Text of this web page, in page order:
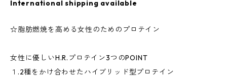
International shipping available
☆脂肪燃焼を高める女性のためのプロテイン
女性に優しいH.R.プロテイン3つのPOINT
１.2種をかけ合わせたハイブリッド型プロテイン